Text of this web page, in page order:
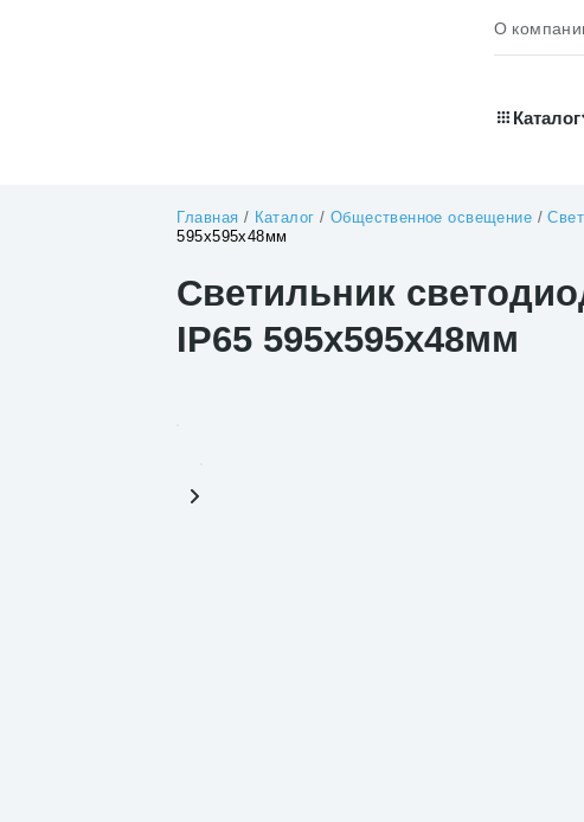
О
Каталог
Главная / Каталог / Общественное освещение /
595х595х48мм
Светильник
IP65 595х595х48мм